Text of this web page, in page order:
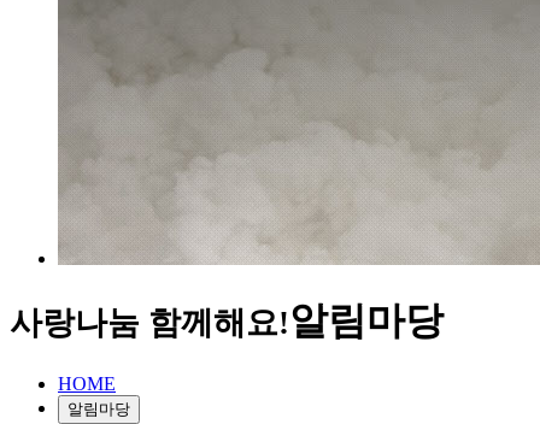
사랑나눔 함께해요!알림마당
HOME
알림마당